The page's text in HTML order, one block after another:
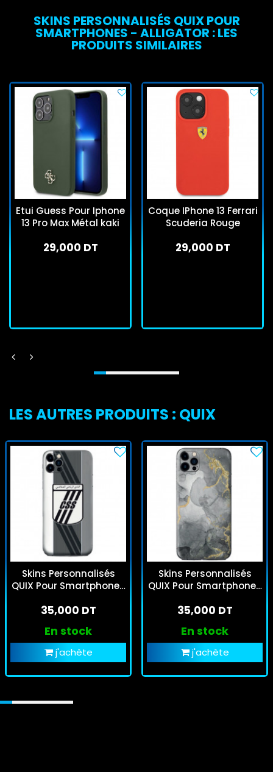
SKINS PERSONNALISÉS QUIX POUR
SMARTPHONES - ALLIGATOR : LES
PRODUITS SIMILAIRES
Etui Guess Pour Iphone
13 Pro Max Métal kaki
29,000 DT
Coque IPhone 13 Ferrari
Scuderia Rouge
29,000 DT
LES AUTRES PRODUITS : QUIX
Skins Personnalisés
QUIX Pour Smartphones
35,000 DT
En stock
j'achète
Skins Personnalisés
QUIX Pour Smartphones
35,000 DT
En stock
j'achète